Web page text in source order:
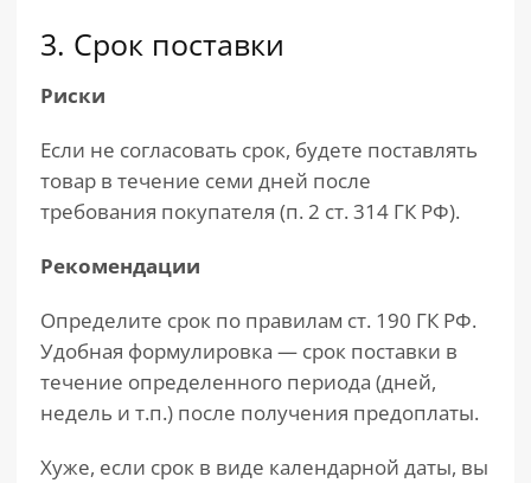
3. Срок поставки
Риски
Если не согласовать срок, будете поставлять
товар в течение семи дней после
требования покупателя (п. 2 ст. 314 ГК РФ).
Рекомендации
Определите срок по правилам ст. 190 ГК РФ.
Удобная формулировка — срок поставки в
течение определенного периода (дней,
недель и т.п.) после получения предоплаты.
Хуже, если срок в виде календарной даты, вы